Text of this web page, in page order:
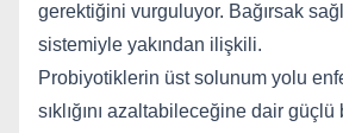
gerektiğini vurguluyor. Bağırsak
sistemiyle yakından ilişkili.
Probiyotiklerin üst solunum yolu
sıklığını azaltabileceğine dair